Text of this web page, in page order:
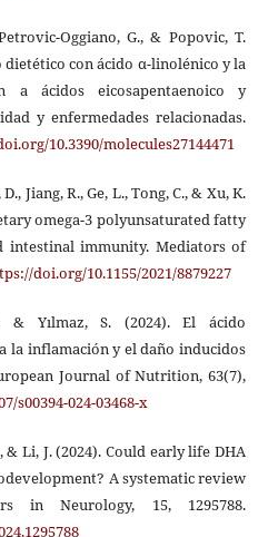
Oggiano, G., & Popovic, T.
con ácido α-linolénico y la
a ácidos eicosapentaenoico y
y enfermedades relacionadas.
10.3390/molecules27144471
Jiang, R., Ge, L., Tong, C., & Xu, K.
omega-3 polyunsaturated fatty
intestinal immunity. Mediators of
doi.org/10.1155/2021/8879227
& Yılmaz, S. (2024). El ácido
la inflamación y el daño inducidos
Journal of Nutrition, 63(7),
s00394-024-03468-x
& Li, J. (2024). Could early life DHA
A systematic review
in Neurology, 15, 1295788.